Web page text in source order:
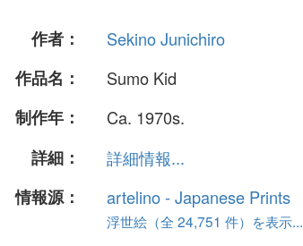
作者：
Sekino Junichiro
作品名：
Sumo Kid
制作年：
Ca. 1970s.
詳細：
詳細情報...
情報源：
artelino - Japanese Prints
浮世絵（全 24,751 件）を表示...